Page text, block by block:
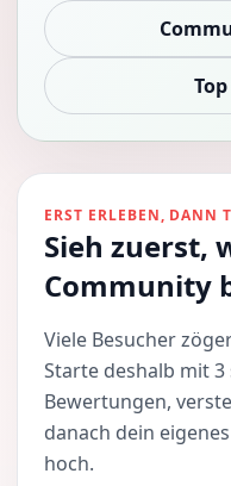
ERST ERLEBEN, DANN
Sieh zuerst,
Community
Viele Besucher
Starte deshalb mit 3
Bewertungen,
danach dein
hoch.